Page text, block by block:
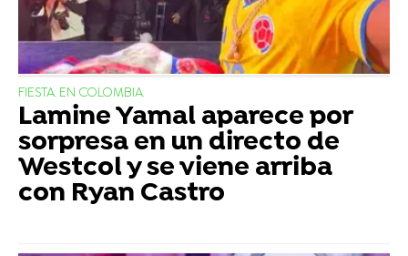
FIESTA EN COLOMBIA
Lamine Yamal aparece por
sorpresa en un directo de
Westcol y se viene arriba
con Ryan Castro